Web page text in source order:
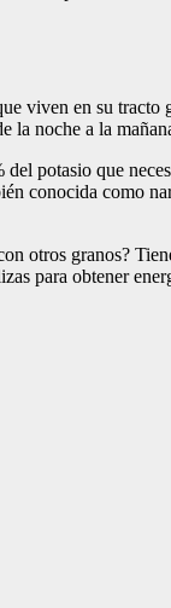
viven en su
noche a la
potasio que
conocida como
otros granos?
para obtener